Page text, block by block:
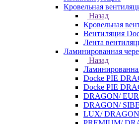
Кровельная
Назад
Кровельная
Вентиляция
Лента
Ламинированная
Назад
Docke PIE
Docke PIE
DRAGON/
DRAGON/
LUX/ DRAGON